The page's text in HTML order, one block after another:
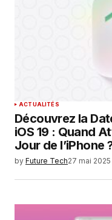
ACTUALITÉS
Découvrez la
iOS 19 : Quand
Jour de l’iPhone
by Future Tech27 mai 2025